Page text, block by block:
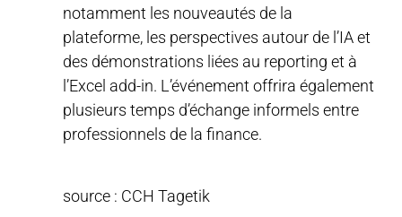
notamment les nouveautés de la
plateforme, les perspectives autour de l’IA et
des démonstrations liées au reporting et à
l’Excel add-in. L’événement offrira également
plusieurs temps d’échange informels entre
professionnels de la finance.
source : CCH Tagetik